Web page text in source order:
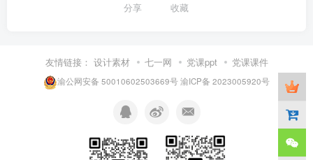
分享 收藏
友情链接： 设计素材 七一网 党课ppt 党课课件
渝公网安备 50010602503669号渝ICP备 2023005920号